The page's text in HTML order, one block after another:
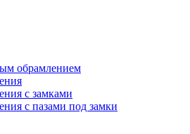
обрамлением
с замками
с пазами под замки